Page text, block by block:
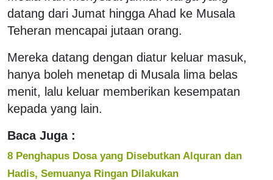
datang dari Jumat hingga Ahad ke Musala
Teheran mencapai jutaan orang.
Mereka datang dengan diatur keluar masuk,
hanya boleh menetap di Musala lima belas
menit, lalu keluar memberikan kesempatan
kepada yang lain.
Baca Juga :
8 Penghapus Dosa yang Disebutkan Alquran dan
Hadis, Semuanya Ringan Dilakukan